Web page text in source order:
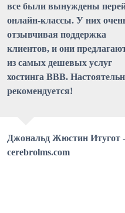
все были вынуждены
онлайн-классы. У них
отзывчивая поддержка
клиентов, и они
из самых дешевых услуг
хостинга BBB.
рекомендуется!
Джональд Жюстин Итугот -
cerebrolms.com